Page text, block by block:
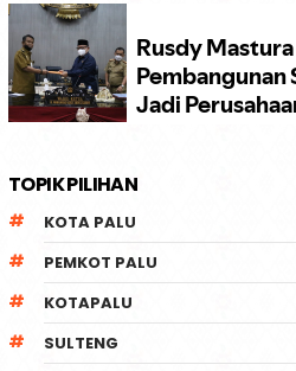
TOPIK PILIHAN
KOTA PALU
PEMKOT PALU
KOTAPALU
SULTENG